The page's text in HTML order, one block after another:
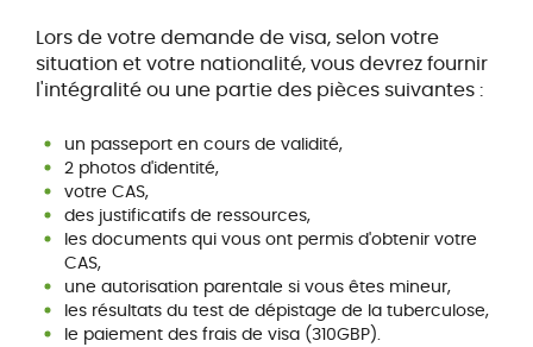
Lors de votre demande de visa, selon votre
situation et votre nationalité, vous devrez fournir
l'intégralité ou une partie des pièces suivantes :
un passeport en cours de validité,
2 photos d'identité,
votre CAS,
des justificatifs de ressources,
les documents qui vous ont permis d'obtenir votre
CAS,
une autorisation parentale si vous êtes mineur,
les résultats du test de dépistage de la tuberculose,
le paiement des frais de visa (310GBP).